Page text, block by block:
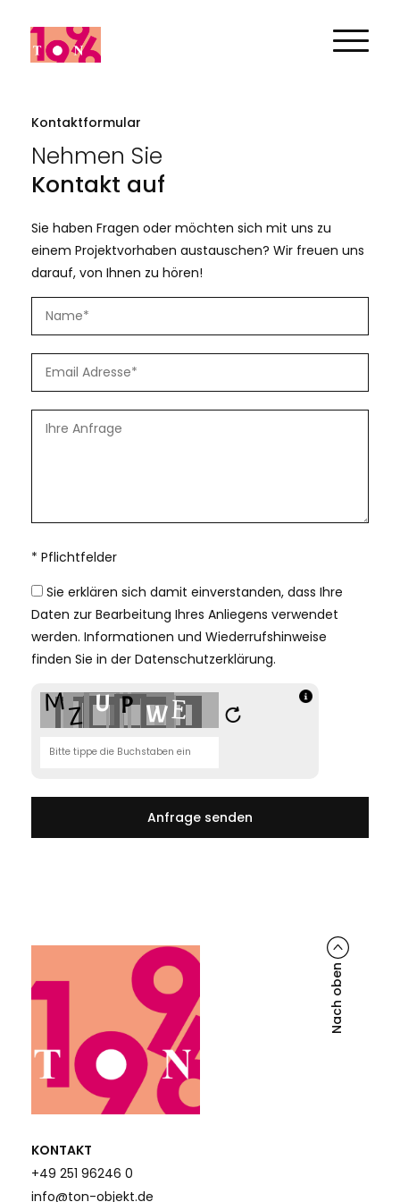
Kontaktformular
Nehmen Sie
Kontakt auf
Sie haben Fragen oder möchten sich mit uns zu
einem Projektvorhaben austauschen? Wir freuen uns
darauf, von Ihnen zu hören!
* Pflichtfelder
Sie erklären sich damit einverstanden, dass Ihre
Daten zur Bearbeitung Ihres Anliegens verwendet
werden. Informationen und Wiederrufshinweise
finden Sie in der Datenschutzerklärung.
Nach oben
KONTAKT
+49 251 96246 0
info@ton-objekt.de